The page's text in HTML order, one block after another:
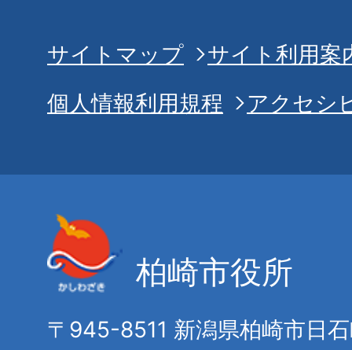
サイトマップ
サイト利用案
個人情報利用規程
アクセシ
柏崎市役所
〒945-8511 新潟県柏崎市日